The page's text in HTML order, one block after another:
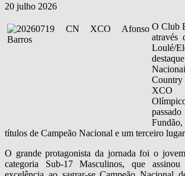
20 julho 2026
O Club
através
Loulé/
XCO
títulos de Campeão Nacional e um terceiro
O grande protagonista da jornada foi o
categoria Sub‑17 Masculinos, que